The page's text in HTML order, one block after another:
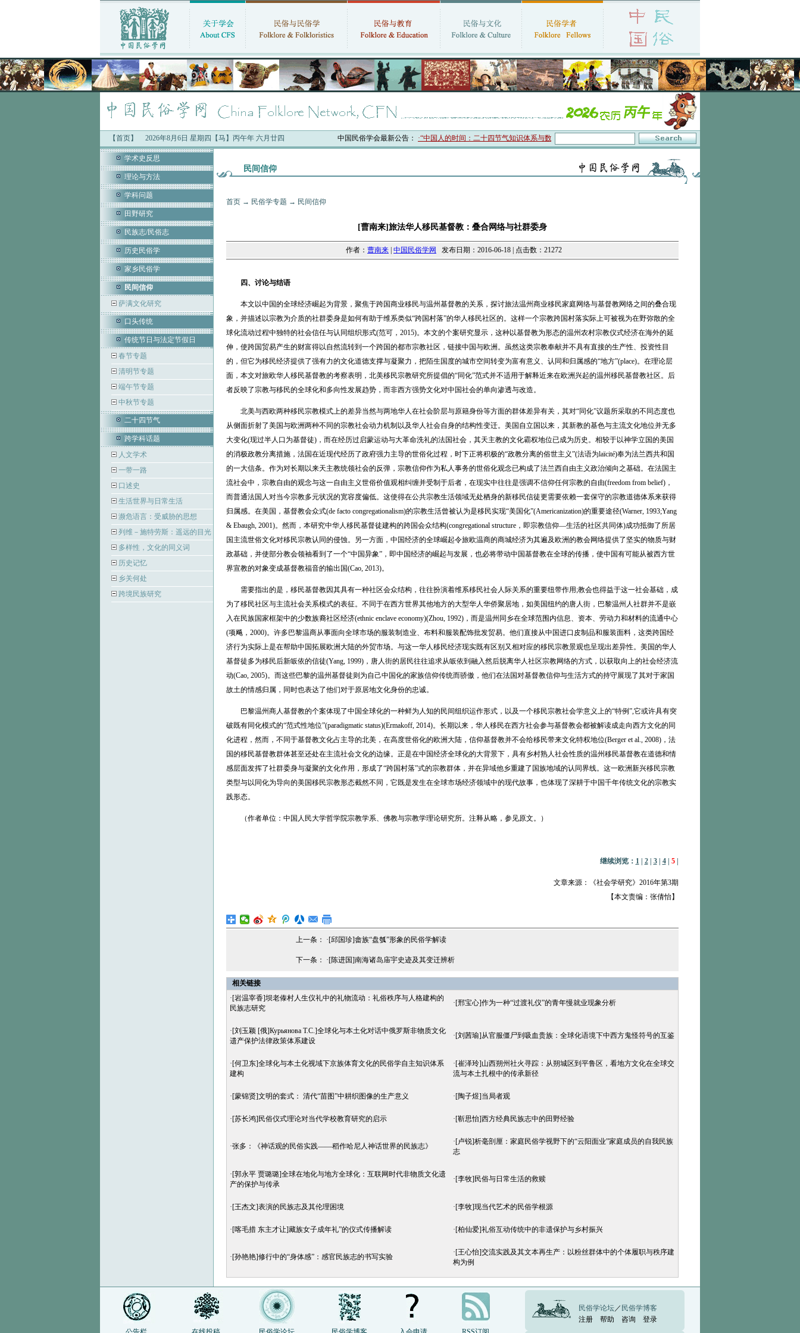
【首页】 2026年8月6日 星期四【马】丙午年 六月廿四 中国民俗学会最新公告：·“中国人的时间：二十四节气知识体系与数字叙事”研讨会在京召开 ·中国民俗学会第十一届代表大会暨2026年年会征文启事
学术史反思
理论与方法
学科问题
田野研究
民族志/民俗志
历史民俗学
家乡民俗学
民间信仰
萨满文化研究
口头传统
传统节日与法定节假日
春节专题
清明节专题
端午节专题
中秋节专题
二十四节气
跨学科话题
人文学术
一带一路
口述史
生活世界与日常生活
濒危语言：受威胁的思想
列维－施特劳斯：遥远的目光
多样性，文化的同义词
历史记忆
乡关何处
跨境民族研究
民间信仰
首页→ 民俗学专题 → 民间信仰
[曹南来]旅法华人移民基督教：叠合网络与社群委身
作者： 曹南来 中国民俗学网 发布日期：2016-06-18 | 点击数：21272
四、讨论与结语
本文以中国的全球经济崛起为背景，聚焦于跨国商业移民与温州基督教的关系，探讨旅法温州商业移民家庭网络与基督教网络之间的叠合现
象，并描述以宗教为介质的社群委身是如何有助于维系类似“跨国村落”的华人移民社区的。这样一个宗教跨国村落实际上可被视为在野弥散的全
球化流动过程中独特的社会信任与认同组织形式(范可，2015)。本文的个案研究显示，这种以基督教为形态的温州农村宗教仪式经济在海外的延
伸，使跨国贸易产生的财富得以自然流转到一个跨国的都市宗教社区，链接中国与欧洲。虽然这类宗教奉献并不具有直接的生产性、投资性目
的，但它为移民经济提供了强有力的文化道德支撑与凝聚力，把陌生国度的城市空间转变为富有意义、认同和归属感的“地方”(place)。在理论层
面，本文对旅欧华人移民基督教的考察表明，北美移民宗教研究所提倡的“同化”范式并不适用于解释近来在欧洲兴起的温州移民基督教社区。后
者反映了宗教与移民的全球化和多向性发展趋势，而非西方强势文化对中国社会的单向渗透与改造。
北美与西欧两种移民宗教模式上的差异当然与两地华人在社会阶层与原籍身份等方面的群体差异有关，其对“同化”议题所采取的不同态度也
从侧面折射了美国与欧洲两种不同的宗教社会动力机制以及华人社会自身的结构性变迁。美国自立国以来，其新教的基色与主流文化地位并无多
大变化(现过半人口为基督徒)，而在经历过启蒙运动与大革命洗礼的法国社会，其天主教的文化霸权地位已成为历史。相较于以神学立国的美国
的消极政教分离措施，法国在近现代经历了政府强力主导的世俗化过程，时下正将积极的“政教分离的俗世主义”(法语为laïcité)奉为法兰西共和国
的一大信条。作为对长期以来天主教统领社会的反弹，宗教信仰作为私人事务的世俗化观念已构成了法兰西自由主义政治倾向之基础。在法国主
流社会中，宗教自由的观念与这一自由主义世俗价值观相纠缠并受制于后者，在现实中往往是强调不信仰任何宗教的自由(freedom from belief)，
而普通法国人对当今宗教多元状况的宽容度偏低。这使得在公共宗教生活领域无处栖身的新移民信徒更需要依赖一套保守的宗教道德体系来获得
归属感。在美国，基督教会众式(de facto congregationalism)的宗教生活曾被认为是移民实现“美国化”(Americanization)的重要途径(Warner, 1993;Yang
& Ebaugh, 2001)。然而，本研究中华人移民基督徒建构的跨国会众结构(congregational structure，即宗教信仰—生活的社区共同体)成功抵御了所居
国主流世俗文化对移民宗教认同的侵蚀。另一方面，中国经济的全球崛起令旅欧温商的商城经济为其遍及欧洲的教会网络提供了坚实的物质与财
政基础，并使部分教会领袖看到了一个“中国异象”，即中国经济的崛起与发展，也必将带动中国基督教在全球的传播，使中国有可能从被西方世
界宣教的对象变成基督教福音的输出国(Cao, 2013)。
需要指出的是，移民基督教因其具有一种社区会众结构，往往扮演着维系移民社会人际关系的重要纽带作用;教会也得益于这一社会基础，成
为了移民社区与主流社会关系模式的表征。不同于在西方世界其他地方的大型华人华侨聚居地，如美国纽约的唐人街，巴黎温州人社群并不是嵌
入在民族国家框架中的少数族裔社区经济(ethnic enclave economy)(Zhou, 1992)，而是温州同乡在全球范围内信息、资本、劳动力和材料的流通中心
(项飚，2000)。许多巴黎温商从事面向全球市场的服装制造业、布料和服装配饰批发贸易。他们直接从中国进口皮制品和服装面料，这类跨国经
济行为实际上是在帮助中国拓展欧洲大陆的外贸市场。与这一华人移民经济现实既有区别又相对应的移民宗教景观也呈现出差异性。美国的华人
基督徒多为移民后新皈依的信徒(Yang, 1999)，唐人街的居民往往追求从皈依到融入然后脱离华人社区宗教网络的方式，以获取向上的社会经济流
动(Cao, 2005)。而这些巴黎的温州基督徒则为自己中国化的家族信仰传统而骄傲，他们在法国对基督教信仰与生活方式的持守展现了其对于家国
故土的情感归属，同时也表达了他们对于原居地文化身份的忠诚。
巴黎温州商人基督教的个案体现了中国全球化的一种鲜为人知的民间组织运作形式，以及一个移民宗教社会学意义上的“特例”,它或许具有突
破既有同化模式的“范式性地位”(paradigmatic status)(Ermakoff, 2014)。长期以来，华人移民在西方社会参与基督教会都被解读成走向西方文化的同
化进程，然而，不同于基督教文化占主导的北美，在高度世俗化的欧洲大陆，信仰基督教并不会给移民带来文化特权地位(Berger et al., 2008)，法
国的移民基督教群体甚至还处在主流社会文化的边缘。正是在中国经济全球化的大背景下，具有乡村熟人社会性质的温州移民基督教在道德和情
感层面发挥了社群委身与凝聚的文化作用，形成了“跨国村落”式的宗教群体，并在异域他乡重建了国族地域的认同界线。这一欧洲新兴移民宗教
类型与以同化为导向的美国移民宗教形态截然不同，它既是发生在全球市场经济领域中的现代故事，也体现了深耕于中国千年传统文化的宗教实
践形态。
（作者单位：中国人民大学哲学院宗教学系、佛教与宗教学理论研究所。注释从略，参见原文。）
继续浏览： 1| 2| 3| 4| 5|
文章来源：《社会学研究》2016年第3期
【本文责编：张倩怡】
上一条： ·[邱国珍]畲族“盘瓠”形象的民俗学解读
下一条： ·[陈进国]南海诸岛庙宇史迹及其变迁辨析
相关链接
·[岩温宰香]坝老傣村人生仪礼中的礼物流动：礼俗秩序与人格建构的
民族志研究
·[邢宝心]作为一种“过渡礼仪”的青年慢就业现象分析
·[刘玉颖 [俄]Курьянова Т.С.]全球化与本土化对话中俄罗斯非物质文化
遗产保护法律政策体系建设
·[刘茜瑜]从官服僵尸到吸血贵族：全球化语境下中西方鬼怪符号的互鉴
·[何卫东]全球化与本土化视域下京族体育文化的民俗学自主知识体系
建构
·[崔泽玲]山西朔州社火寻踪：从朔城区到平鲁区，看地方文化在全球交
流与本土扎根中的传承新径
·[蒙锦贤]文明的套式： 清代“苗图”中耕织图像的生产意义 ·[陶子煜]当局者观
·[苏长鸿]民俗仪式理论对当代学校教育研究的启示 ·[靳思怡]西方经典民族志中的田野经验
·张多：《神话观的民俗实践——稻作哈尼人神话世界的民族志》
·[卢锐]析毫剖厘：家庭民俗学视野下的“云阳面业”家庭成员的自我民族
志
·[郭永平 贾璐璐]全球在地化与地方全球化：互联网时代非物质文化遗
产的保护与传承
·[李牧]民俗与日常生活的救赎
·[王杰文]表演的民族志及其伦理困境 ·[李牧]现当代艺术的民俗学根源
·[喀毛措 东主才让]藏族女子成年礼”的仪式传播解读 ·[柏仙爱]礼俗互动传统中的非遗保护与乡村振兴
·[孙艳艳]修行中的“身体感”：感官民族志的书写实验
·[王心怡]交流实践及其文本再生产：以粉丝群体中的个体履职与秩序建
构为例
民俗学论坛／ 民俗学博客
注册
帮助 咨询 登录